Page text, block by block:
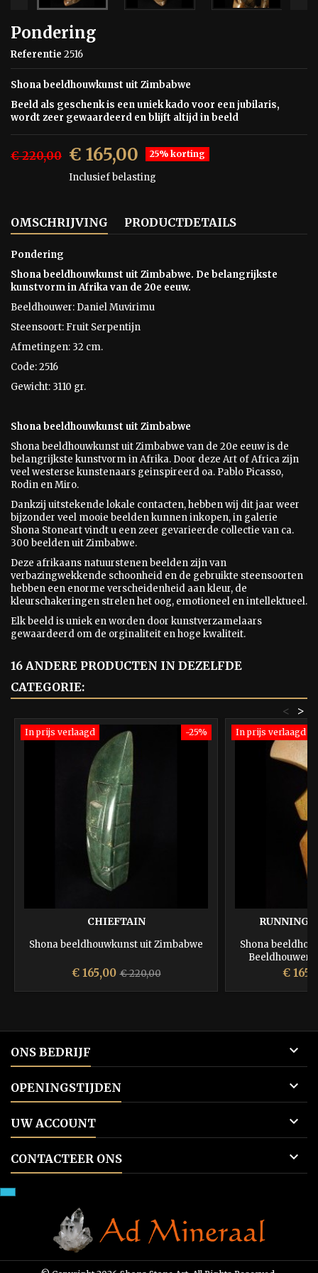
Pondering
Referentie 2516
Shona beeldhouwkunst uit Zimbabwe
Beeld als geschenk is een uniek kado voor een jubilaris,
wordt zeer gewaardeerd en blijft altijd in beeld
€ 220,00 € 165,00 25% korting
Inclusief belasting
OMSCHRIJVING PRODUCTDETAILS
Pondering
Shona beeldhouwkunst uit Zimbabwe. De belangrijkste
kunstvorm in Afrika van de 20e eeuw.
Beeldhouwer: Daniel Muvirimu
Steensoort: Fruit Serpentijn
Afmetingen: 32 cm.
Code: 2516
Gewicht: 3110 gr.
Shona beeldhouwkunst uit Zimbabwe
Shona beeldhouwkunst uit Zimbabwe van de 20e eeuw is de
belangrijkste kunstvorm in Afrika. Door deze Art of Africa zijn
veel westerse kunstenaars geinspireerd oa. Pablo Picasso,
Rodin en Miro.
Dankzij uitstekende lokale contacten, hebben wij dit jaar weer
bijzonder veel mooie beelden kunnen inkopen, in galerie
Shona Stoneart vindt u een zeer gevarieerde collectie van ca.
300 beelden uit Zimbabwe.
Deze afrikaans natuurstenen beelden zijn van
verbazingwekkende schoonheid en de gebruikte steensoorten
hebben een enorme verscheidenheid aan kleur, de
kleurschakeringen strelen het oog, emotioneel en intellektueel.
Elk beeld is uniek en worden door kunstverzamelaars
gewaardeerd om de orginaliteit en hoge kwaliteit.
16 ANDERE PRODUCTEN IN DEZELFDE
CATEGORIE:
>
<
-25%
In prijs verlaagd
CHIEFTAIN
Shona beeldhouwkunst uit Zimbabwe
Prijs
€ 165,00 Normale
prijs
€ 220,00
In prijs verlaagd
RUNNING
Shona
Prijs
€
ONS BEDRIJF 
OPENINGSTIJDEN 
UW ACCOUNT 
CONTACTEER ONS 